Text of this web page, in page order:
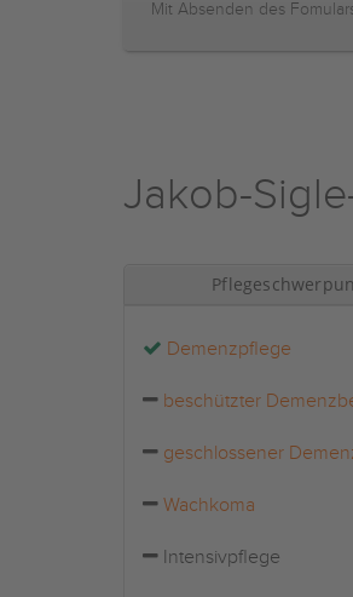
Mit Absenden des
Jakob-
Demenzpflege
beschützter
geschlossener
Wachkoma
Intensivpflege